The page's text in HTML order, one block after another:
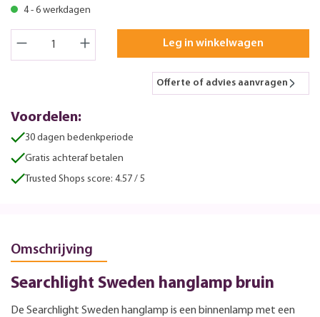
4 - 6 werkdagen
Leg in winkelwagen
Offerte of advies aanvragen
Voordelen:
30 dagen bedenkperiode
Gratis achteraf betalen
Trusted Shops score: 4.57 / 5
Omschrijving
Searchlight Sweden hanglamp bruin
De Searchlight Sweden hanglamp is een binnenlamp met een